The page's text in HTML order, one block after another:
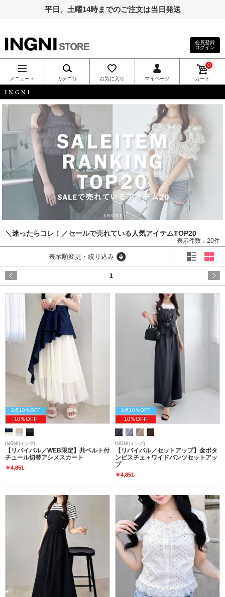
平日、土曜14時までのご注文は当日発送
INGNI（イン
グ）公式通
販｜INGNI
STORE
会員登録
ログイン
メニュー＋ カテゴリ お気に入り マイページ カート
0
INGNI
＼迷ったらコレ！／セールで売れている人気アイテムTOP20
表示件数：20件
表示順変更・絞り込み
1
2点10％OFF
10％OFF
INGNI(イング)
【リバイバル／WEB限定】共ベルト付
チュール切替アシメスカート
￥4,851
2点10％OFF
10％OFF
INGNI(イング)
【リバイバル／セットアップ】金ボタ
ンビスチェ＋ワイドパンツセットアッ
プ
￥4,851